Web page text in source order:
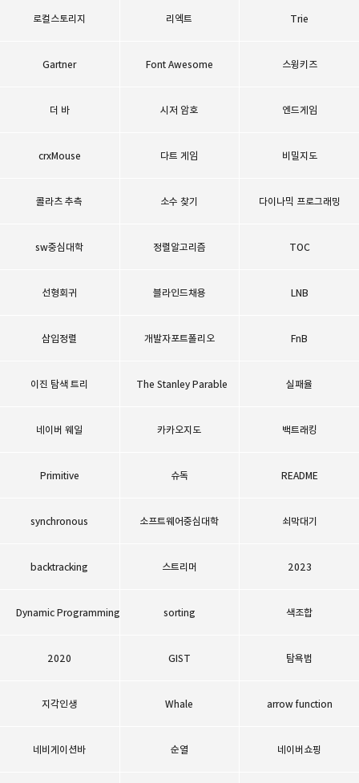
로컬스토리지 리엑트 Trie
Gartner Font Awesome 스윙키즈
더 바 시저 암호 엔드게임
crxMouse 다트 게임 비밀지도
콜라츠 추측 소수 찾기 다이나믹 프로그래밍
sw중심대학 정렬알고리즘 TOC
선형회귀 블라인드채용 LNB
삽입정렬 개발자포트폴리오 FnB
이진 탐색 트리 The Stanley Parable 실패율
네이버 웨일 카카오지도 백트래킹
Primitive 슈독 README
synchronous 소프트웨어중심대학 쇠막대기
backtracking 스트리머 2023
Dynamic Programming sorting 색조합
2020 GIST 탐욕법
지각인생 Whale arrow function
네비게이션바 순열 네이버쇼핑